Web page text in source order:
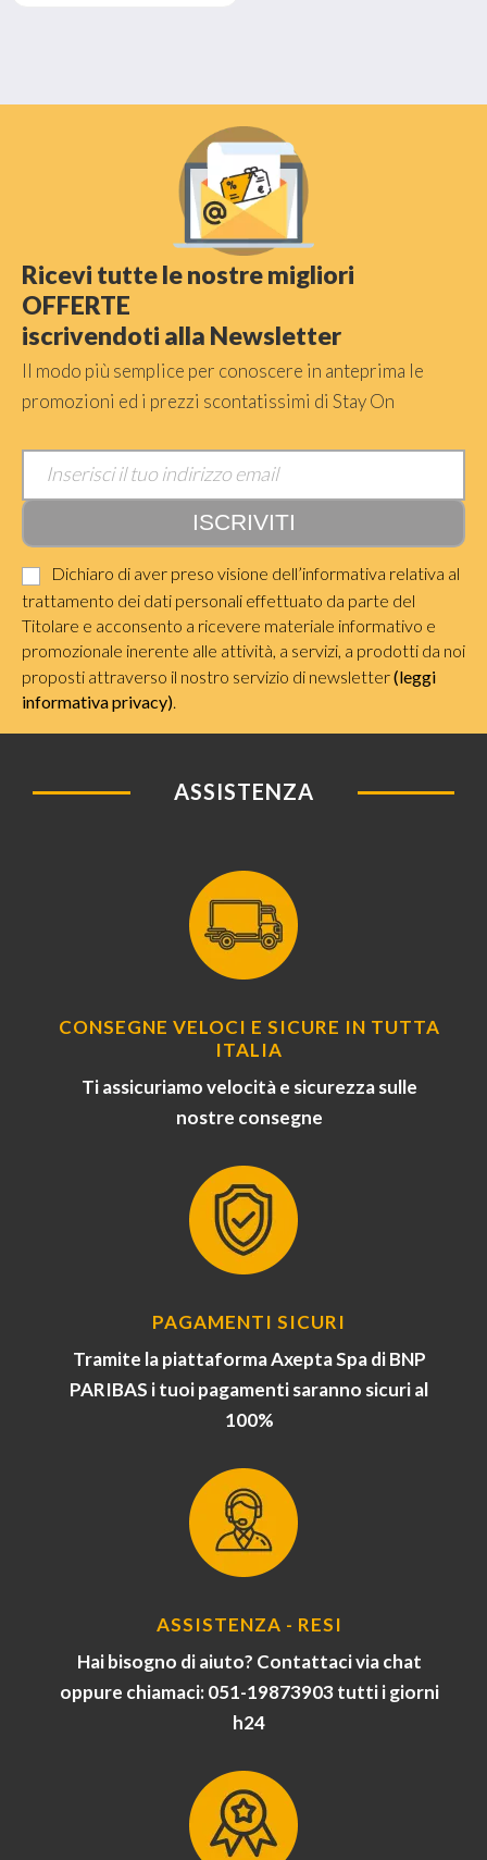
Ricevi tutte le nostre migliori
OFFERTE
iscrivendoti alla Newsletter
Il modo più semplice per conoscere in anteprima le
promozioni ed i prezzi scontatissimi di Stay On
Dichiaro di aver preso visione dell’informativa relativa al
trattamento dei dati personali effettuato da parte del
Titolare e acconsento a ricevere materiale informativo e
promozionale inerente alle attività, a servizi, a prodotti da noi
proposti attraverso il nostro servizio di newsletter(leggi
informativa privacy)
ASSISTENZA
CONSEGNE VELOCI E SICURE IN TUTTA
ITALIA
Ti assicuriamo velocità e sicurezza sulle
nostre consegne
PAGAMENTI SICURI
Tramite la piattaforma Axepta Spa di BNP
PARIBAS i tuoi pagamenti saranno sicuri al
100%
ASSISTENZA - RESI
Hai bisogno di aiuto? Contattaci via chat
oppure chiamaci: 051-19873903 tutti i giorni
h24